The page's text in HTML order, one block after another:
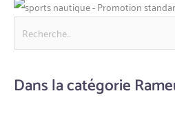
Dans la catégorie